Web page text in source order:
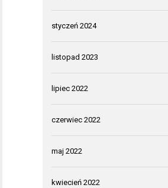
styczeń 2024
listopad 2023
lipiec 2022
czerwiec 2022
maj 2022
kwiecień 2022